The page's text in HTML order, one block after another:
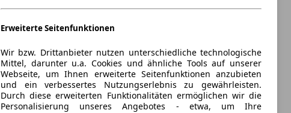
Erweiterte Seitenfunktionen
Wir bzw. Drittanbieter nutzen unterschiedliche technologische
Mittel, darunter u.a. Cookies und ähnliche Tools auf unserer
Webseite, um Ihnen erweiterte Seitenfunktionen anzubieten
und ein verbessertes Nutzungserlebnis zu gewährleisten.
Durch diese erweiterten Funktionalitäten ermöglichen wir die
Personalisierung unseres Angebotes - etwa, um Ihre